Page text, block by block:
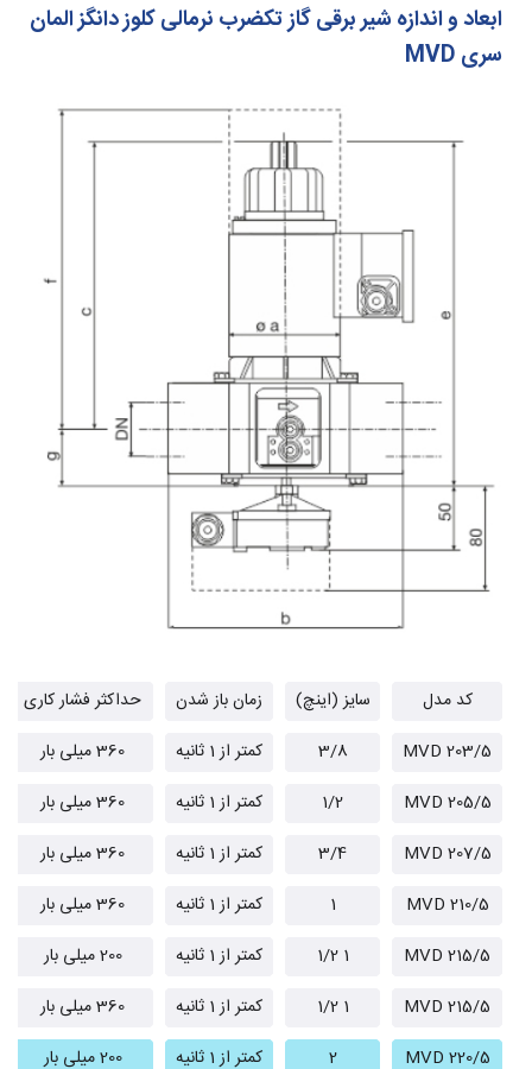
ابعاد و اندازه شیر برقی گاز تکضرب نرمالی کلوز دانگز المان
سری MVD
کد مدل سایز (اینچ) زمان باز شدن
حداکثر فشار کاری
MVD 203/5
3/8 کمتر از 1 ثانیه
360 میلی بار
MVD 205/5
1/2 کمتر از 1 ثانیه
360 میلی بار
MVD 207/5
3/4 کمتر از 1 ثانیه
360 میلی بار
MVD 210/5
1 کمتر از 1 ثانیه
360 میلی بار
MVD 215/5
1 1/2 کمتر از 1 ثانیه
200 میلی بار
MVD 215/5
1 1/2 کمتر از 1 ثانیه
360 میلی بار
MVD 220/5
2 کمتر از 1 ثانیه
200 میلی بار